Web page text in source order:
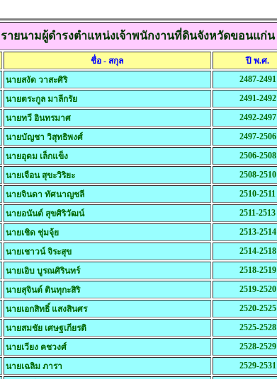
รายนามผู้ดำรงตำแหน่งเจ้าพนักงานที่ดินจังหวัดขอนแก่น
ชื่อ - สกุล
ปี พ.ศ.
นายสงัด วาสะศิริ
2487-2491
นายตระกูล มาลีกรัย
2491-2492
นายทวี อินทรมาศ
2492-2497
นายบัญชา วิสุทธิพงศ์
2497-2506
นายอุดม เล็กแข็ง
2506-2508
นายเจือน สุขะวิริยะ
2508-2510
นายจินดา ทัศนาญชลี
2510-2511
นายอนันต์ สุขศิริวัฒน์
2511-2513
นายเชิด ชุ่มจุ้ย
2513-2514
นายเชาวน์ จิระสุข
2514-2518
นายเอิบ บูรณศิรินทร์
2518-2519
นายสุจินต์ ตินทุกะสิริ
2519-2520
นายเอกสิทธิ์ แสงสินศร
2520-2525
นายสมชัย เศษฐเกียรติ
2525-2528
นายเวียง คชวงศ์
2528-2529
นายเฉลิม ภารา
2529-2531